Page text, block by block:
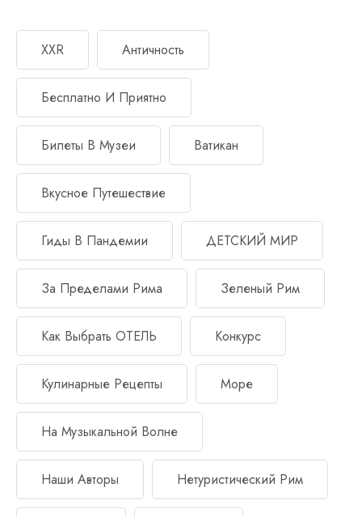
XXR Античность
Бесплатно И Приятно
Билеты В Музеи Ватикан
Вкусное Путешествие
Гиды В Пандемии ДЕТСКИЙ МИР
За Пределами Рима Зеленый Рим
Как Выбрать ОТЕЛЬ Конкурс
Кулинарные Рецепты Море
На Музыкальной Волне
Наши Авторы Нетуристический Рим